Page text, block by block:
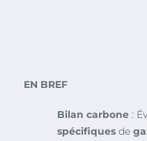
EN BREF
Bilan carbone :
spécifiques de